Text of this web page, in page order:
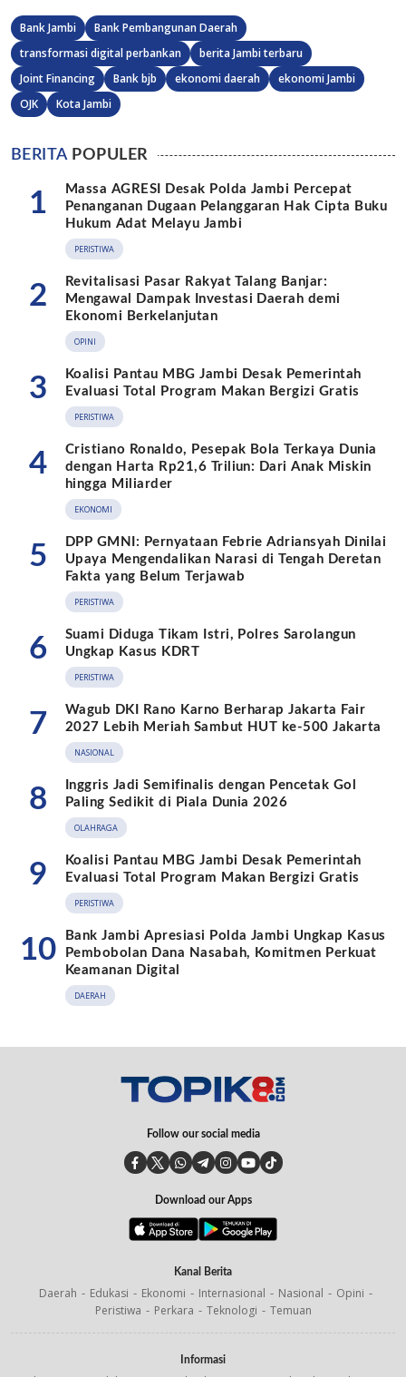
Bank Jambi
Bank Pembangunan Daerah
transformasi digital perbankan
berita Jambi terbaru
Joint Financing
Bank bjb ekonomi daerah
ekonomi Jambi
OJK
Kota Jambi
BERITAPOPULER
1
Massa AGRESI Desak Polda Jambi Percepat
Penanganan Dugaan Pelanggaran Hak Cipta Buku
Hukum Adat Melayu Jambi
PERISTIWA
2
Revitalisasi Pasar Rakyat Talang Banjar:
Mengawal Dampak Investasi Daerah demi
Ekonomi Berkelanjutan
OPINI
3
Koalisi Pantau MBG Jambi Desak Pemerintah
Evaluasi Total Program Makan Bergizi Gratis
PERISTIWA
4
Cristiano Ronaldo, Pesepak Bola Terkaya Dunia
dengan Harta Rp21,6 Triliun: Dari Anak Miskin
hingga Miliarder
EKONOMI
5
DPP GMNI: Pernyataan Febrie Adriansyah Dinilai
Upaya Mengendalikan Narasi di Tengah Deretan
Fakta yang Belum Terjawab
PERISTIWA
6
Suami Diduga Tikam Istri, Polres Sarolangun
Ungkap Kasus KDRT
PERISTIWA
7
Wagub DKI Rano Karno Berharap Jakarta Fair
2027 Lebih Meriah Sambut HUT ke-500 Jakarta
NASIONAL
8
Inggris Jadi Semifinalis dengan Pencetak Gol
Paling Sedikit di Piala Dunia 2026
OLAHRAGA
9
Koalisi Pantau MBG Jambi Desak Pemerintah
Evaluasi Total Program Makan Bergizi Gratis
PERISTIWA
10
Bank Jambi Apresiasi Polda Jambi Ungkap Kasus
Pembobolan Dana Nasabah, Komitmen Perkuat
Keamanan Digital
DAERAH
Follow our social media
Download our Apps
Kanal Berita
Daerah Edukasi Ekonomi Internasional Nasional
Opini
Peristiwa
Perkara Teknologi Temuan
Informasi